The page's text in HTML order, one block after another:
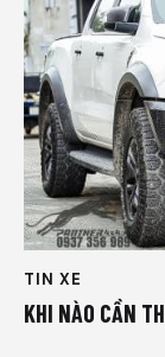
TIN XE
KHI NÀO CẦN